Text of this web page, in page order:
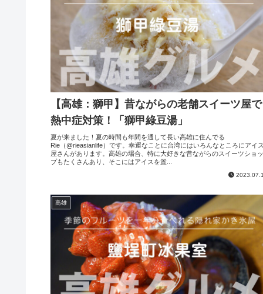
【高雄：獅甲】昔ながらの老舗スイーツ屋で
熱中症対策！「獅甲綠豆湯」
夏が来ました！夏の時間も年間を通して長い高雄に住んでる
Rie（@rieasianlife）です。幸運なことに台湾にはいろんなところにアイ
屋さんがあります。高雄の場合、特に大好きな昔ながらのスイーツショッ
プもたくさんあり、そこにはアイスを置...
高雄